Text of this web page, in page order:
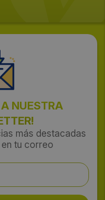
A NUESTRA
más destacadas
tu correo